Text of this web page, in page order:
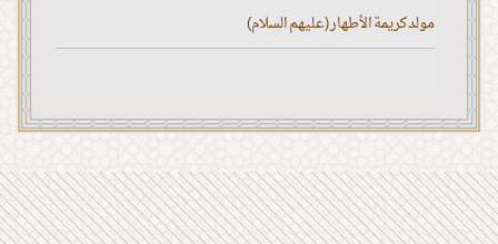
مولد كريمة الأطهار (عليهم السلام)